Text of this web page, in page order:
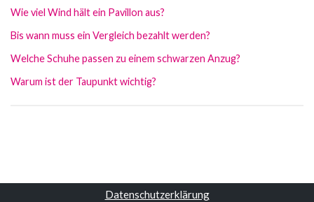
Wie viel Wind hält ein Pavillon aus?
Bis wann muss ein Vergleich bezahlt werden?
Welche Schuhe passen zu einem schwarzen Anzug?
Warum ist der Taupunkt wichtig?
Datenschutzerklärung